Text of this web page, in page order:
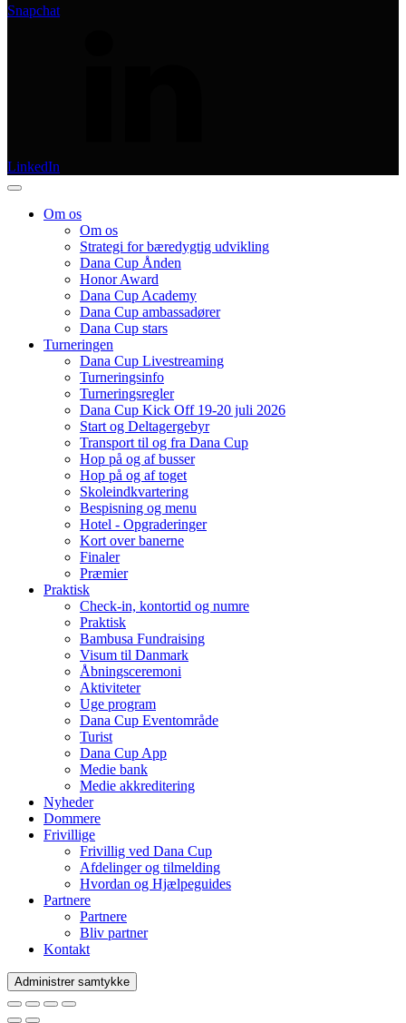
Snapchat
LinkedIn
Om os
Om os
Strategi for bæredygtig udvikling
Dana Cup Ånden
Honor Award
Dana Cup Academy
Dana Cup ambassadører
Dana Cup stars
Turneringen
Dana Cup Livestreaming
Turneringsinfo
Turneringsregler
Dana Cup Kick Off 19-20 juli 2026
Start og Deltagergebyr
Transport til og fra Dana Cup
Hop på og af busser
Hop på og af toget
Skoleindkvartering
Bespisning og menu
Hotel - Opgraderinger
Kort over banerne
Finaler
Præmier
Praktisk
Check-in, kontortid og numre
Praktisk
Bambusa Fundraising
Visum til Danmark
Åbningsceremoni
Aktiviteter
Uge program
Dana Cup Eventområde
Turist
Dana Cup App
Medie bank
Medie akkreditering
Nyheder
Dommere
Frivillige
Frivillig ved Dana Cup
Afdelinger og tilmelding
Hvordan og Hjælpeguides
Partnere
Partnere
Bliv partner
Kontakt
Administrer samtykke